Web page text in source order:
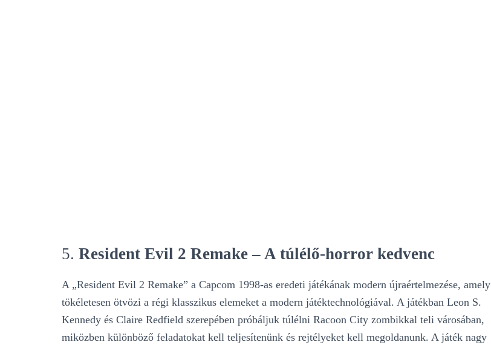
5. Resident Evil 2 Remake – A túlélő-horror kedvenc
A „Resident Evil 2 Remake” a Capcom 1998-as eredeti játékának modern újraértelmezése, amely
tökéletesen ötvözi a régi klasszikus elemeket a modern játéktechnológiával. A játékban Leon S.
Kennedy és Claire Redfield szerepében próbáljuk túlélni Racoon City zombikkal teli városában,
miközben különböző feladatokat kell teljesítenünk és rejtélyeket kell megoldanunk. A játék nagy